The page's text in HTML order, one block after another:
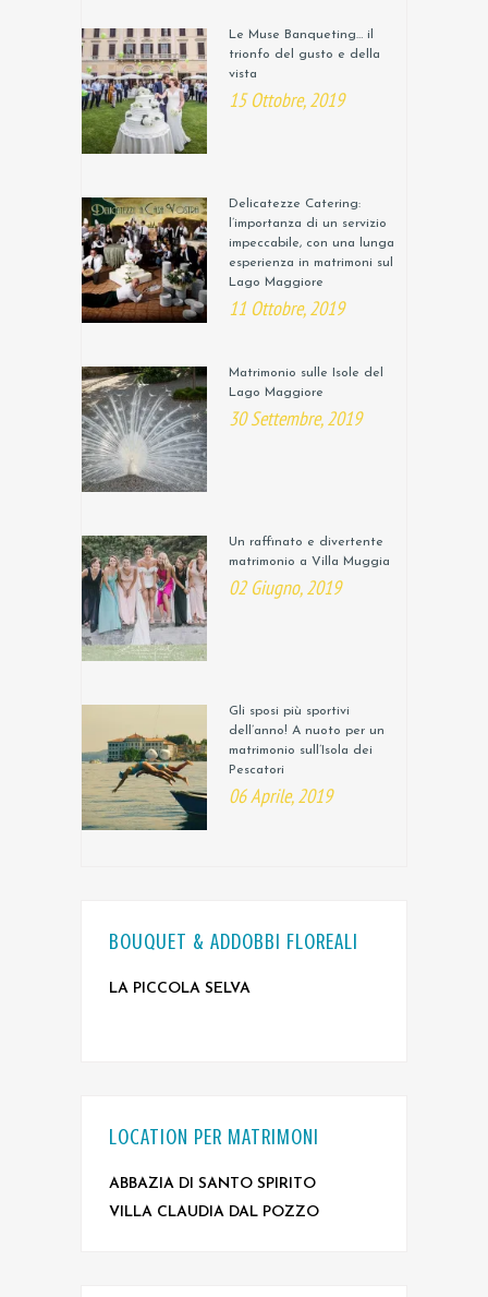
Le Muse Banqueting… il
trionfo del gusto e della
vista
15 Ottobre, 2019
Delicatezze Catering:
l’importanza di un servizio
impeccabile, con una lunga
esperienza in matrimoni sul
Lago Maggiore
11 Ottobre, 2019
Matrimonio sulle Isole del
Lago Maggiore
30 Settembre, 2019
Un raffinato e divertente
matrimonio a Villa Muggia
02 Giugno, 2019
Gli sposi più sportivi
dell’anno! A nuoto per un
matrimonio sull’Isola dei
Pescatori
06 Aprile, 2019
BOUQUET & ADDOBBI FLOREALI
LA PICCOLA SELVA
LOCATION PER MATRIMONI
ABBAZIA DI SANTO SPIRITO
VILLA CLAUDIA DAL POZZO